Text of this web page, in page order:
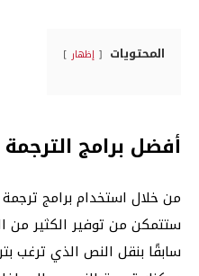
المحتويات إظهار
أفضل برامج
من خلال استخدام برامج ترجمة
ستتمكن من توفير الكثير
سابقًا بنقل النص الذي ترغب